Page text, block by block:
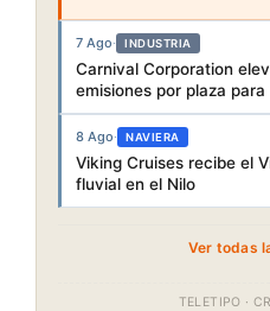
7 Ago· INDUSTRIA
Carnival Corporation
emisiones por plaza
8 Ago· NAVIERA
Viking Cruises recibe el
fluvial en el Nilo
Ver todas
TELETIPO ·